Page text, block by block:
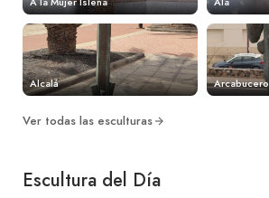
Alcalá Arcabucero
Ver todas las esculturas
Escultura del Día